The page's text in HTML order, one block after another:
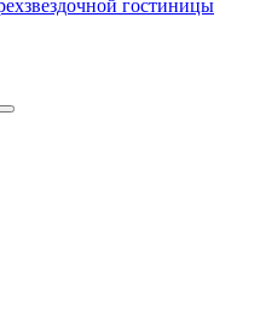
гостиницы